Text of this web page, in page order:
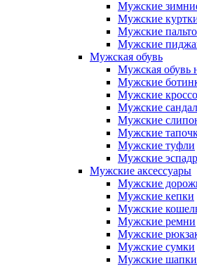
Мужские
Мужские
Мужские пальто
Мужские
Мужская обувь
Мужская обувь
Мужские
Мужские
Мужские
Мужские
Мужские
Мужские туфли
Мужские
Мужские аксессуары
Мужские
Мужские кепки
Мужские
Мужские ремни
Мужские
Мужские сумки
Мужские шапки